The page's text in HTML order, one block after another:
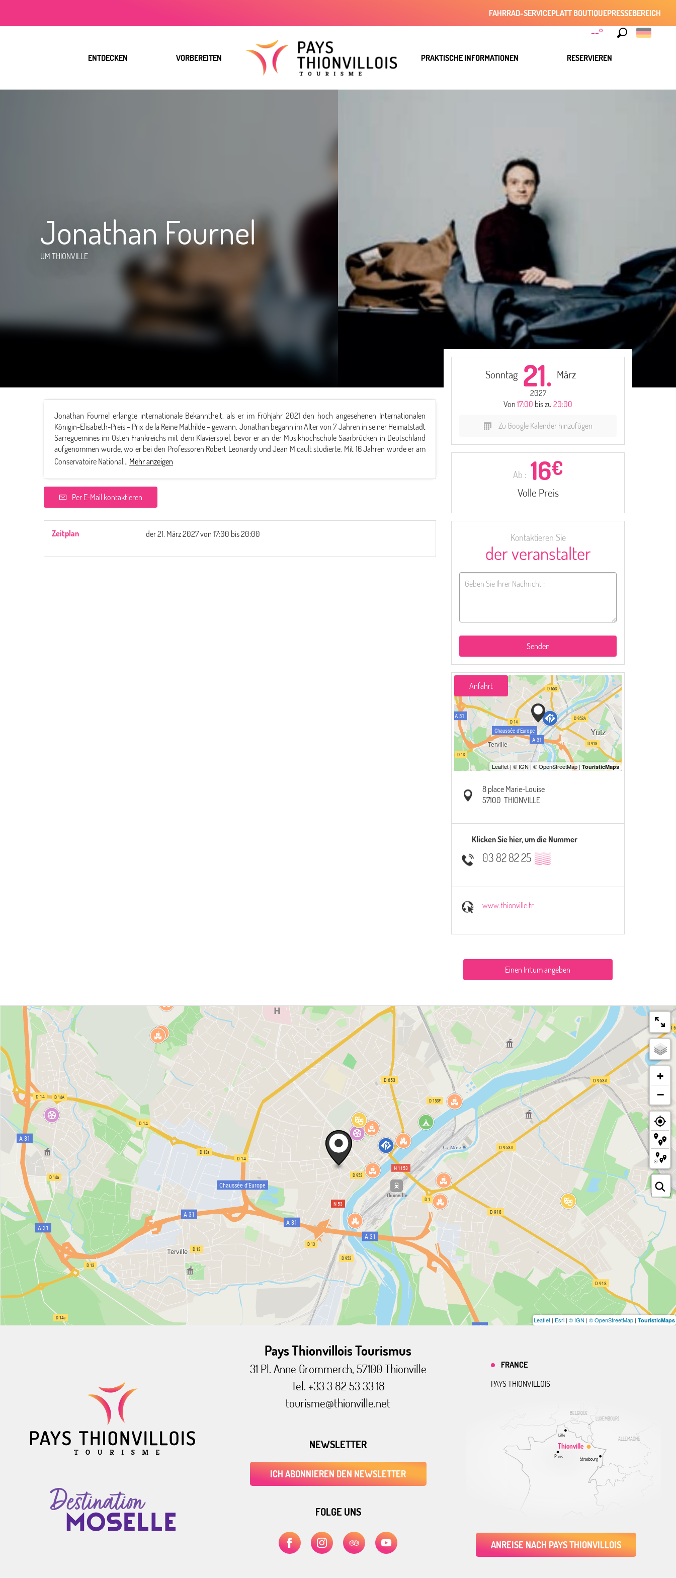
--°
FAHRRAD-SERVICEPLATT BOUTIQUEPRESSEBEREICH
ENTDECKEN VORBEREITEN PRAKTISCHE INFORMATIONEN RESERVIEREN
Jonathan Fournel
UM THIONVILLE
Jonathan Fournel erlangte internationale Bekanntheit, als er im Frühjahr 2021 den hoch angesehenen Internationalen
Königin-Elisabeth-Preis – Prix de la Reine Mathilde – gewann. Jonathan begann im Alter von 7 Jahren in seiner Heimatstadt
Sarreguemines im Osten Frankreichs mit dem Klavierspiel, bevor er an der Musikhochschule Saarbrücken in Deutschland
aufgenommen wurde, wo er bei den Professoren Robert Leonardy und Jean Micault studierte. Mit 16 Jahren wurde er am
Conservatoire National... Mehr anzeigen
Per E-Mail kontaktieren
Zeitplan der21. März 2027von 17:00 bis 20:00
Sonntag 21. März
2027
Von 17:00 bis zu 20:00
Zu Google Kalender hinzufügen
Ab : 16€
Volle Preis
Kontaktieren Sie
der veranstalter
Senden
Anfahrt
8 place Marie-Louise
57100 THIONVILLE
Klicken Sie hier, um die Nummer
03 82 82 25 ▒▒
www.thionville.fr
Einen Irrtum angeben
+
−
Leaflet | Esri | © IGN | © OpenStreetMap | TouristicMaps
Pays Thionvillois Tourismus
31 Pl. Anne Grommerch, 57100 Thionville
Tel. +33 3 82 53 33 18
tourisme@thionville.net
NEWSLETTER
ICH ABONNIEREN DEN NEWSLETTER
FOLGE UNS
ALLEMAGNE
BELGIQUE
LUXEMBOURG
Thionville
Lille
Paris Strasbourg
FRANCE
PAYS THIONVILLOIS
ANREISE NACH PAYS THIONVILLOIS